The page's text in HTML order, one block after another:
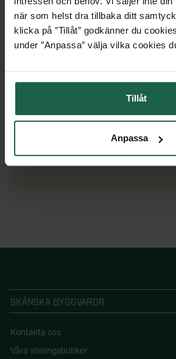
när som helst dra tillbaka ditt
klicka på ″Tillåt″ godkänner du
under ″Anpassa″ välja vilka cookies
Tillåt
Anpassa
Låt dig inspireras av andra
SKÅNSKA BYGGVAROR
Kontakta oss
Våra visningsbutiker